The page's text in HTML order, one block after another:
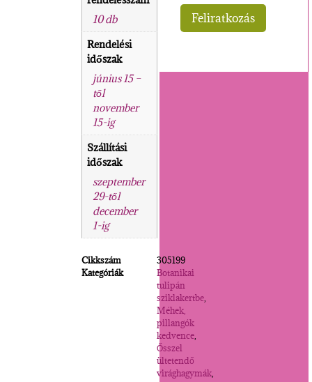
10 db
Rendelési
időszak
június 15 –
től
november
15-ig
Szállítási
időszak
szeptember
29-től
december
1-ig
Cikkszám
305199
Kategóriák
Botanikai
tulipán
sziklakertbe,
Méhek,
pillangók
kedvence,
Ősszel
ültetendő
virághagymák,